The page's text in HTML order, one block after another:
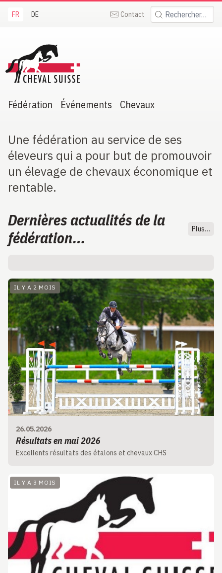
FR DE Contact Rechercher:
Suisse
Fédération Événements Chevaux
Une fédération au service de ses
éleveurs qui a pour but de promouvoir
un élevage de chevaux économique et
rentable.
Dernières actualités de la
fédération…
Plus…
IL Y A 2 MOIS
26.05.2026
Résultats en mai 2026
Excellents résultats des étalons et chevaux CHS
IL Y A 3 MOIS